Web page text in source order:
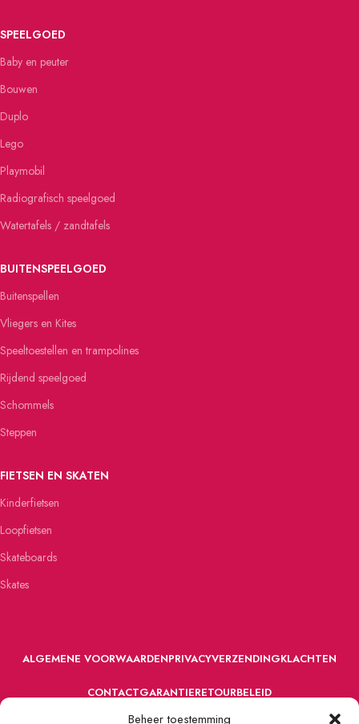
Beheer toestemming
SPEELGOED
Baby en peuter
Bouwen
Duplo
Lego
Playmobil
Radiografisch speelgoed
Watertafels / zandtafels
BUITENSPEELGOED
Buitenspellen
Vliegers en Kites
Speeltoestellen en trampolines
Rijdend speelgoed
Schommels
Steppen
FIETSEN EN SKATEN
Kinderfietsen
Loopfietsen
Skateboards
Skates
ALGEMENE VOORWAARDENPRIVACYVERZENDINGKLACHTEN
CONTACTGARANTIERETOURBELEID